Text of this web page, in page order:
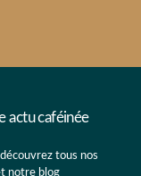
actu caféinée
tous nos
notre blog